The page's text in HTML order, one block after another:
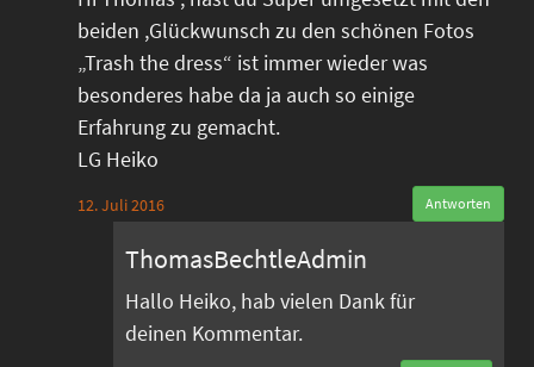
beiden ,Glückwunsch zu den schönen Fotos
„Trash the dress“ ist immer wieder was
besonderes habe da ja auch so einige
Erfahrung zu gemacht.
LG Heiko
12. Juli 2016 Antworten
ThomasBechtleAdmin
Hallo Heiko, hab vielen Dank für
deinen Kommentar.